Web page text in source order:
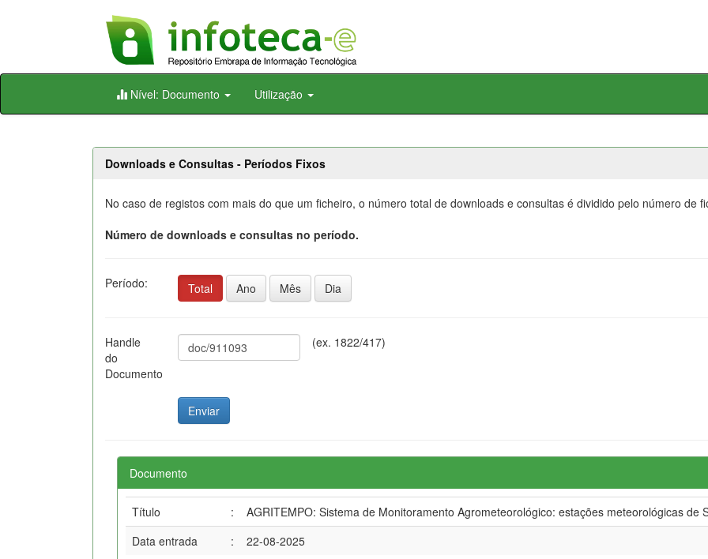
Skip
Nível: Documento Utilização
Downloads e Consultas - Períodos Fixos
No caso de registos com mais do que um ficheiro, o número total de downloads e consultas é dividido pelo número de
Número de downloads e consultas no período.
Período: Total Ano Mês Dia
Handle
do
Documento
(ex. 1822/417)
Documento
Título :
AGRITEMPO: Sistema de Monitoramento Agrometeorológico: estações meteorológicas de
Data entrada
: 22-08-2025